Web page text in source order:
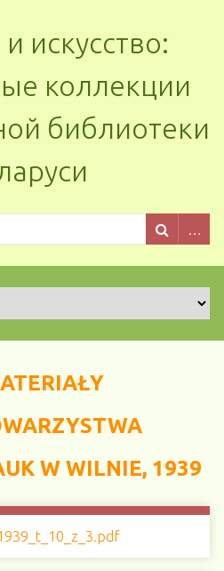
искусство:
коллекции
библиотеки
W WILNIE, 1939